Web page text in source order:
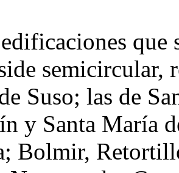
que
semicircular,
Suso; las de
y Santa María
Bolmir,